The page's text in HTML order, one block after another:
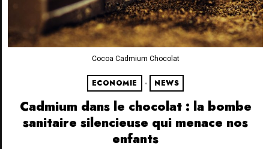
Cocoa Cadmium Chocolat
ECONOMIE · NEWS
Cadmium dans le chocolat : la bombe
sanitaire silencieuse qui menace nos
enfants